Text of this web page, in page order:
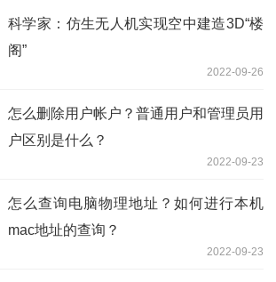
科学家：仿生无人机实现空中建造3D“楼
阁”
2022-09-26
怎么删除用户帐户？普通用户和管理员用
户区别是什么？
2022-09-23
怎么查询电脑物理地址？如何进行本机
mac地址的查询？
2022-09-23